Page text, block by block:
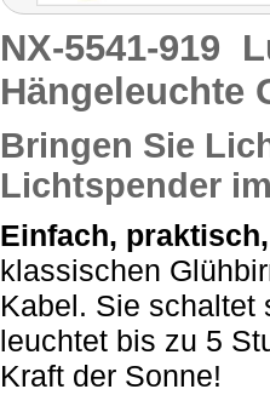
NX-5541-919
Hängeleuchte
Bringen Sie
Lichtspender
Einfach,
klassischen
Kabel. Sie schaltet
leuchtet bis zu 5
Kraft der Sonne!